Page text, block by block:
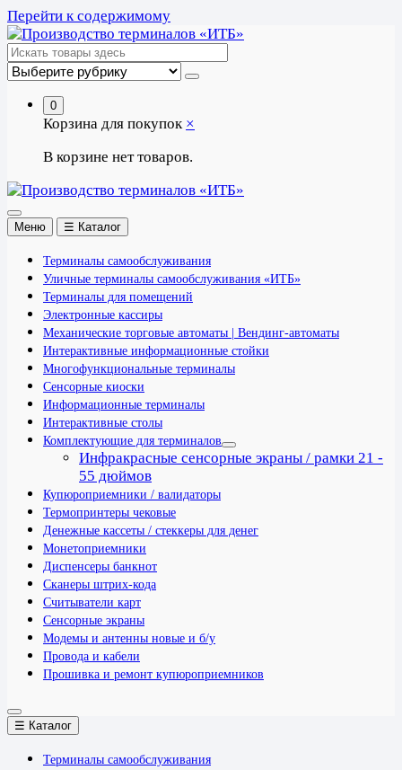
Перейти к содержимому
0
Корзина для покупок ×
В корзине нет товаров.
Меню ☰ Каталог
Терминалы самообслуживания
Уличные терминалы самообслуживания «ИТБ»
Терминалы для помещений
Электронные кассиры
Механические торговые автоматы | Вендинг-автоматы
Интерактивные информационные стойки
Многофункциональные терминалы
Сенсорные киоски
Информационные терминалы
Интерактивные столы
Комплектующие для терминалов
Инфракрасные сенсорные экраны / рамки 21 -
55 дюймов
Купюроприемники / валидаторы
Термопринтеры чековые
Денежные кассеты / стеккеры для денег
Монетоприемники
Диспенсеры банкнот
Сканеры штрих-кода
Считыватели карт
Сенсорные экраны
Модемы и антенны новые и б/у
Провода и кабели
Прошивка и ремонт купюроприемников
☰ Каталог
Терминалы самообслуживания